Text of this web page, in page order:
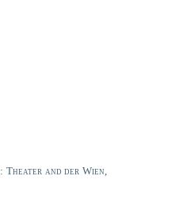
: Theater and der Wien,